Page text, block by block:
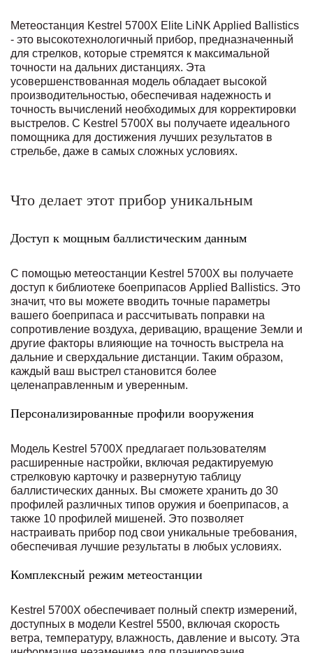
Метеостанция Kestrel 5700X Elite LiNK Applied Ballistics
- это высокотехнологичный прибор, предназначенный
для стрелков, которые стремятся к максимальной
точности на дальних дистанциях. Эта
усовершенствованная модель обладает высокой
производительностью, обеспечивая надежность и
точность вычислений необходимых для корректировки
выстрелов. С Kestrel 5700X вы получаете идеального
помощника для достижения лучших результатов в
стрельбе, даже в самых сложных условиях.
Что делает этот прибор уникальным
Доступ к мощным баллистическим данным
С помощью метеостанции Kestrel 5700X вы получаете
доступ к библиотеке боеприпасов Applied Ballistics. Это
значит, что вы можете вводить точные параметры
вашего боеприпаса и рассчитывать поправки на
сопротивление воздуха, деривацию, вращение Земли и
другие факторы влияющие на точность выстрела на
дальние и сверхдальние дистанции. Таким образом,
каждый ваш выстрел становится более
целенаправленным и уверенным.
Персонализированные профили вооружения
Модель Kestrel 5700X предлагает пользователям
расширенные настройки, включая редактируемую
стрелковую карточку и развернутую таблицу
баллистических данных. Вы сможете хранить до 30
профилей различных типов оружия и боеприпасов, а
также 10 профилей мишеней. Это позволяет
настраивать прибор под свои уникальные требования,
обеспечивая лучшие результаты в любых условиях.
Комплексный режим метеостанции
Kestrel 5700X обеспечивает полный спектр измерений,
доступных в модели Kestrel 5500, включая скорость
ветра, температуру, влажность, давление и высоту. Эта